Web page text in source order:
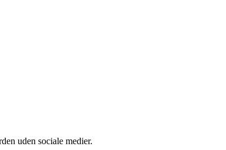
uden sociale medier.